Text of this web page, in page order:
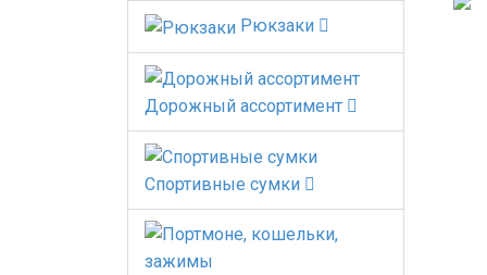
Рюкзаки
Дорожный ассортимент
Спортивные сумки